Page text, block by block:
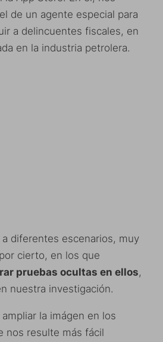
de un agente especial para
a delincuentes fiscales, en
en la industria petrolera.
diferentes escenarios, muy
cierto, en los que
pruebas ocultas en ellos,
nuestra investigación.
la imágen en los
nos resulte más fácil